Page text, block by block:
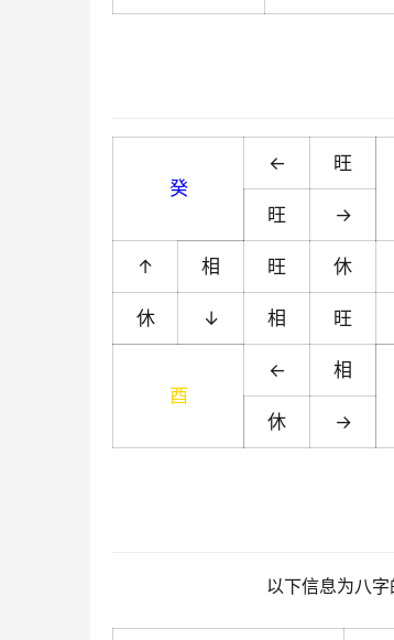
癸
←
旺
旺
→
↑ 相 旺 休
休 ↓ 相 旺
酉
←
相
休
→
以下信息为八